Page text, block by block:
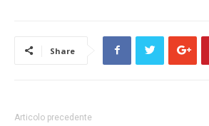
Share
Articolo precedente